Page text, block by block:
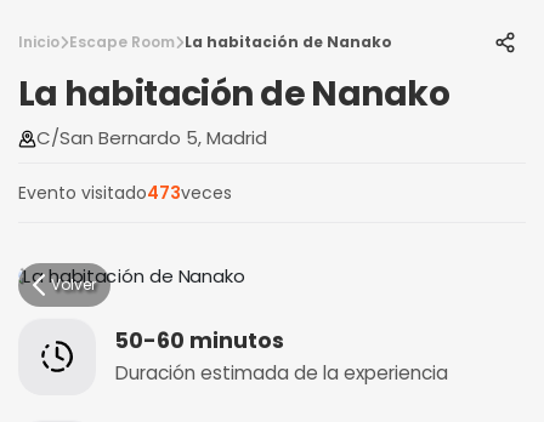
Inicio Escape Room La habitación de Nanako
La habitación de Nanako
C/San Bernardo 5, Madrid
Evento visitado473veces
Volver
50-60 minutos
Duración estimada de la experiencia